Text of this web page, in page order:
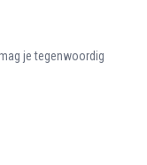
je tegenwoordig